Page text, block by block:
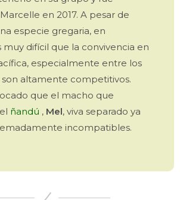
en 2017. A pesar de
especie gregaria, en
muy difícil que la convivencia en
especialmente entre los
altamente competitivos.
que el macho que
ñandú , Mel, viva separado ya
incompatibles.